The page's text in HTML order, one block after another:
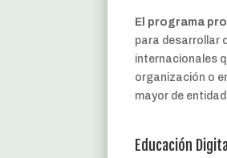
El programa
para desarrollar
internacionales
organización o
mayor de
Educación